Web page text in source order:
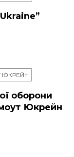
ЮКРЕЙН
оборони
Юкрейн